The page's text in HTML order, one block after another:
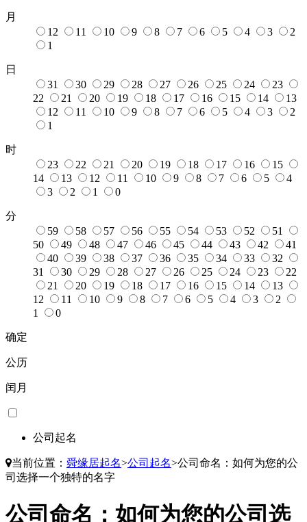
月
12
11 10 9 8 7 6 5 4 3
2
1
日
31
30 29 28 27 26 25 24
23
22
21 20 19 18 17 16 15 14
13
12
11 10 9 8 7 6 5 4 3
2
1
时
23
22 21 20 19 18 17 16
15
14
13 12 11 10 9 8 7 6 5
4
3
2 1 0
分
59
58 57 56 55 54 53 52
51
50
49 48 47 46 45 44 43 42
41
40
39 38 37 36 35 34 33
32
31
30 29 28 27 26 25 24 23
22
21
20 19 18 17 16 15 14
13
12
11 10 9 8 7 6 5 4 3
2
1
0
确定
公历
闰月
公司起名
当前位置： 舜缘居起名>公司起名>公司命名：如何为您的公
司选择一个独特的名字
公司命名：如何为您的公司选